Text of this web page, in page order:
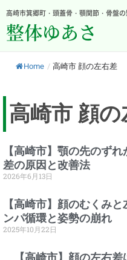
容
を
高崎市箕郷町・頭蓋骨・顎関節・骨盤の
整体ゆあさ
Home / 高崎市 顔の左右差
高崎市 顔
【高崎市】顎の先のず
差の原因と改善法
2026年6月13日
【高崎市】顔のむくみ
ンパ循環と姿勢の崩れ
2025年10月22日
【高崎市】顔の左右差